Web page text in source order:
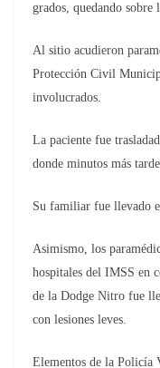
grados, quedando
Al sitio acudieron
Protección Civil
involucrados.
La paciente fue
donde minutos más
Su familiar fue llevado
Asimismo, los
hospitales del IMSS en
de la Dodge Nitro fue
con lesiones leves.
Elementos de la Policía